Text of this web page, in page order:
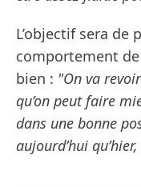
L’objectif sera de
comportement
bien : "On va
qu’on peut faire
dans une bonne
aujourd’hui